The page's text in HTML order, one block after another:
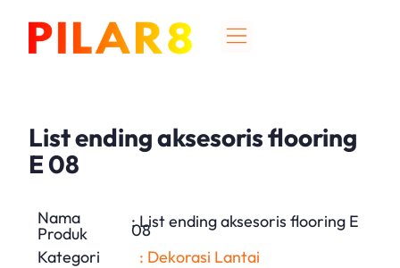
List ending aksesoris flooring
E 08
Nama
Produk
: List ending aksesoris flooring E
08
Kategori
: Dekorasi Lantai